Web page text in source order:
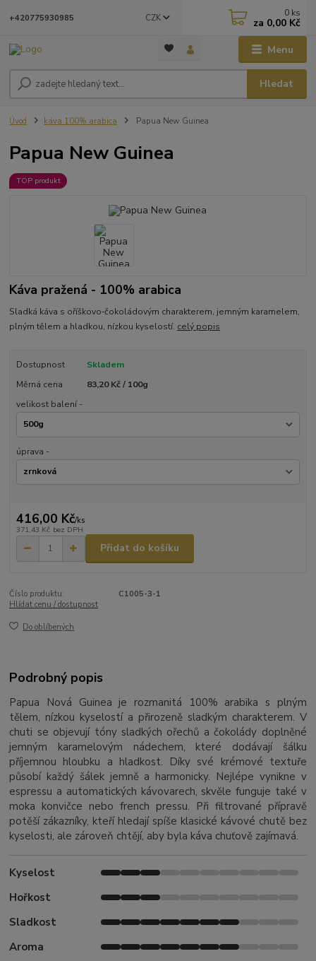
Menu
CZK
Hledat
+420775930985 0 ks
za 0,00 Kč
Úvod káva 100% arabica Papua New Guinea
Papua New Guinea
TOP produkt
Káva pražená - 100% arabica
Sladká káva s oříškovo‑čokoládovým charakterem, jemným karamelem,
plným tělem a hladkou, nízkou kyselostí. celý popis
Dostupnost
Skladem
Měrná cena
83,20 Kč / 100g
velikost balení -
úprava -
416,00 Kč/ks
371,43 Kč bez DPH
Přidat do košíku
Číslo produktu:
C1005-3-1
Hlídat cenu / dostupnost
Do oblíbených
Podrobný popis
Papua Nová Guinea je rozmanitá 100% arabika s plným
tělem, nízkou kyselostí a přirozeně sladkým charakterem. V
chuti se objevují tóny sladkých ořechů a čokolády doplněné
jemným karamelovým nádechem, které dodávají šálku
příjemnou hloubku a hladkost. Díky své krémové textuře
působí každý šálek jemně a harmonicky. Nejlépe vynikne v
espressu a automatických kávovarech, skvěle funguje také v
moka konvičce nebo french pressu. Při filtrované přípravě
potěší zákazníky, kteří hledají spíše klasické kávové chutě bez
kyselosti, ale zároveň chtějí, aby byla káva chuťově zajímavá.
Kyselost
Hořkost
Sladkost
Aroma